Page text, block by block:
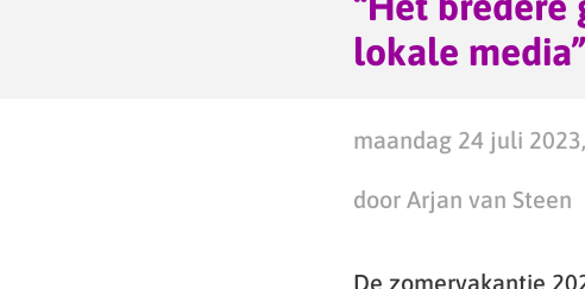
lokale media”
maandag 24 juli
door Arjan van Steen
De zomervakantie